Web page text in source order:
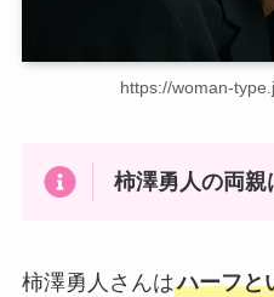
https://woman-
柿澤勇人の両親
柿澤勇人さんはハーフと